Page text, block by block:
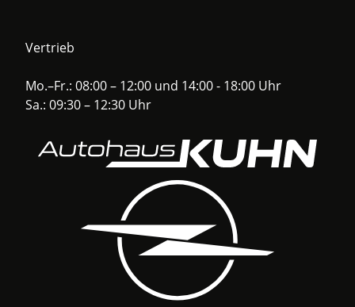
Vertrieb
Mo.–Fr.: 08:00 – 12:00 und 14:00 - 18:00 Uhr
Sa.: 09:30 – 12:30 Uhr